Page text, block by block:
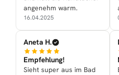
angenehm warm.
16.04.2025
Aneta H.
Empfehlung!
Sieht super aus im Bad